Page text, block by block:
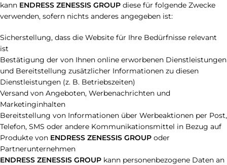
kann ENDRESS ZENESSIS GROUP diese für folgende Zwecke
verwenden, sofern nichts anderes angegeben ist:
Sicherstellung, dass die Website für Ihre Bedürfnisse relevant
ist
Bestätigung der von Ihnen online erworbenen Dienstleistungen
und Bereitstellung zusätzlicher Informationen zu diesen
Dienstleistungen (z. B. Betriebszeiten)
Versand von Angeboten, Werbenachrichten und
Marketinginhalten
Bereitstellung von Informationen über Werbeaktionen per Post,
Telefon, SMS oder andere Kommunikationsmittel in Bezug auf
Produkte von ENDRESS ZENESSIS GROUP oder
Partnerunternehmen
ENDRESS ZENESSIS GROUP kann personenbezogene Daten an